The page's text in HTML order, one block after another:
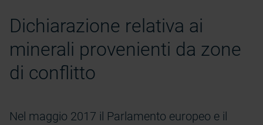
Dichiarazione relativa ai
minerali provenienti da zone
di conflitto
Nel maggio 2017 il Parlamento europeo e il